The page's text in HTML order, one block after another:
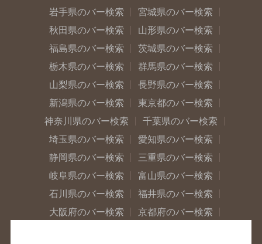
岩手県のバー検索
宮城県のバー検索
秋田県のバー検索
山形県のバー検索
福島県のバー検索
茨城県のバー検索
栃木県のバー検索
群馬県のバー検索
山梨県のバー検索
長野県のバー検索
新潟県のバー検索
東京都のバー検索
神奈川県のバー検索
千葉県のバー検索
埼玉県のバー検索
愛知県のバー検索
静岡県のバー検索
三重県のバー検索
岐阜県のバー検索
富山県のバー検索
石川県のバー検索
福井県のバー検索
大阪府のバー検索
京都府のバー検索